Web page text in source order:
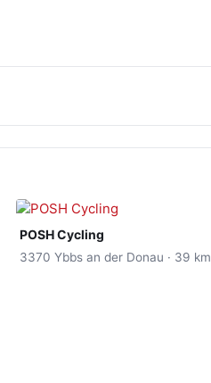
POSH Cycling
3370 Ybbs an der Donau · 39 km